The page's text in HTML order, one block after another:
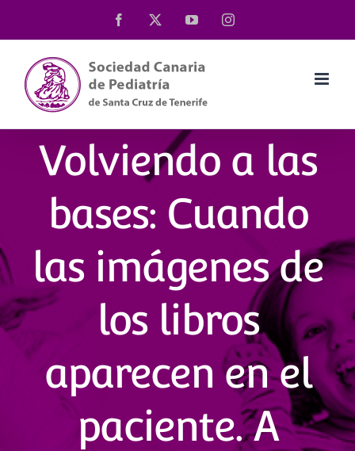
al
contenido
Facebook YouTubeInstagram
Volviendo a las
bases: Cuando
las imágenes de
los libros
aparecen en el
paciente. A